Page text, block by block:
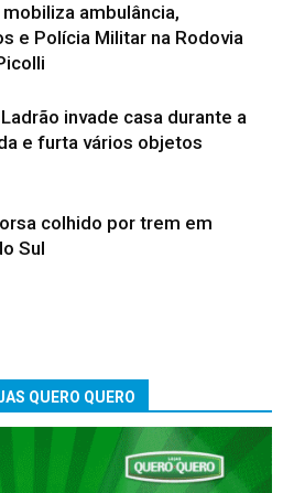
ambulância,
e Polícia Militar na Rodovia
invade casa durante a
e furta vários objetos
colhido por trem em
Sul
QUERO QUERO